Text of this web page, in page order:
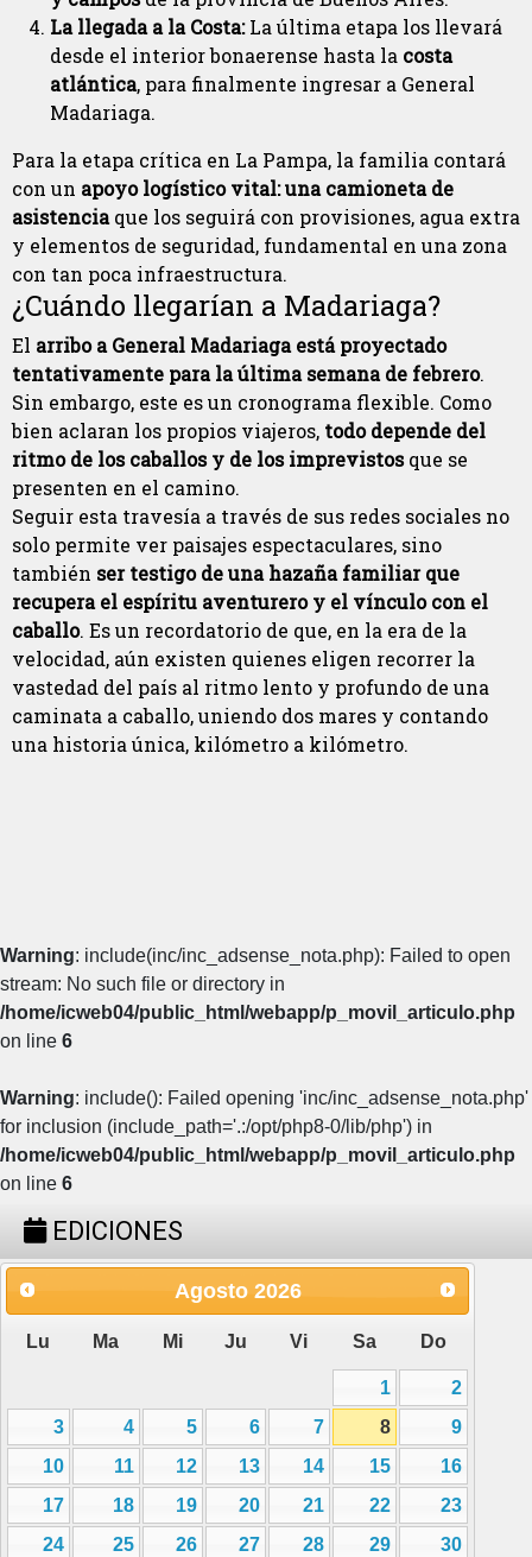
La llegada a la Costa:La última etapa los llevará
desde el interior bonaerense hasta la costa
atlántica, para finalmente ingresar a General
Madariaga.
Para la etapa crítica en La Pampa, la familia contará
con un apoyo logístico vital: una camioneta de
asistenciaque los seguirá con provisiones, agua extra
y elementos de seguridad, fundamental en una zona
con tan poca infraestructura.
¿Cuándo llegarían a Madariaga?
El arribo a General Madariaga está proyectado
tentativamente para la última semana de febrero.
Sin embargo, este es un cronograma flexible. Como
bien aclaran los propios viajeros, todo depende del
ritmo de los caballos y de los imprevistosque se
presenten en el camino.
Seguir esta travesía a través de sus redes sociales no
solo permite ver paisajes espectaculares, sino
también ser testigo de una hazaña familiar que
recupera el espíritu aventurero y el vínculo con el
caballo. Es un recordatorio de que, en la era de la
velocidad, aún existen quienes eligen recorrer la
vastedad del país al ritmo lento y profundo de una
caminata a caballo, uniendo dos mares y contando
una historia única, kilómetro a kilómetro.
Warning: include(inc/inc_adsense_nota.php): Failed to open
stream: No such file or directory in
/home/icweb04/public_html/webapp/p_movil_articulo.php
on line 6
Warning: include(): Failed opening 'inc/inc_adsense_nota.php'
for inclusion (include_path='.:/opt/php8-0/lib/php') in
/home/icweb04/public_html/webapp/p_movil_articulo.php
on line 6
EDICIONES
Agosto 2026
Lu Ma Mi Ju Vi Sa Do
1
2
3
4 5 6 7 8
9
10
11 12 13 14 15
16
17
18 19 20 21 22
23
24
25 26 27 28 29
30